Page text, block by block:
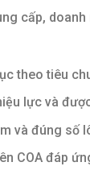
cấp,
theo tiêu
lực và
và đúng số
COA đáp